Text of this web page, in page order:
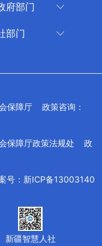
府部门
审计厅
退役军人事务厅
商务厅
农业农村厅
卫生健康委员会
部门
苏柯尔克孜自治州
保障厅 政策咨询：
保障厅政策法规处 政
号：新ICP备13003140
新疆智慧人社